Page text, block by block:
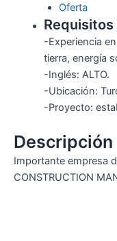
Oferta
-Experiencia
tierra, energía
-Inglés: ALTO.
-Ubicación:
-Proyecto:
Descripción
Importante empresa
CONSTRUCTION